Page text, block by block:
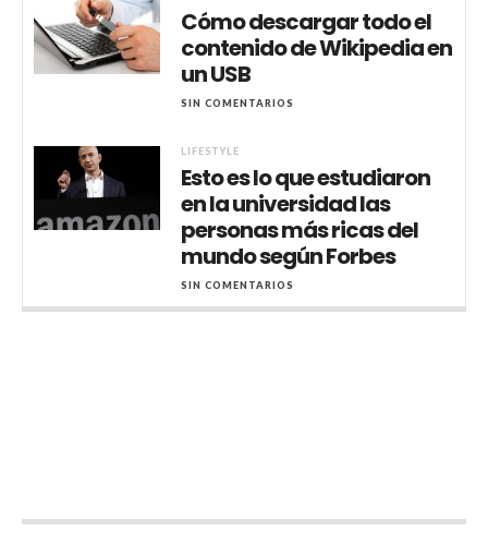
Cómo descargar todo el
contenido de Wikipedia en
un USB
SIN COMENTARIOS
LIFESTYLE
Esto es lo que estudiaron
en la universidad las
personas más ricas del
mundo según Forbes
SIN COMENTARIOS